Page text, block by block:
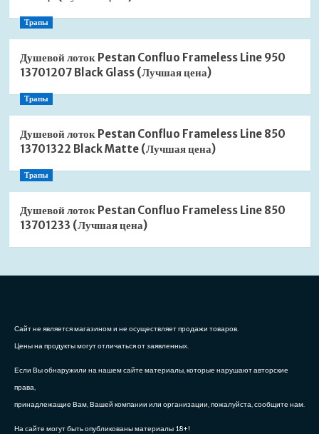
Трапы
Душевой лоток Pestan Confluo Frameless Line 950
13701207 Black Glass (Лучшая цена)
Трапы
Душевой лоток Pestan Confluo Frameless Line 850
13701322 Black Matte (Лучшая цена)
Трапы
Душевой лоток Pestan Confluo Frameless Line 850
13701233 (Лучшая цена)
Сайт не является магазином и не осуществляет продажи товаров.
Цены на продукты могут отличаться от заявленных.
Если Вы обнаружили на нашем сайте материалы, которые нарушают авторские
права,
принадлежащие Вам, Вашей компании или организации, пожалуйста, сообщите нам.
На сайте могут быть опубликованы материалы 18+!